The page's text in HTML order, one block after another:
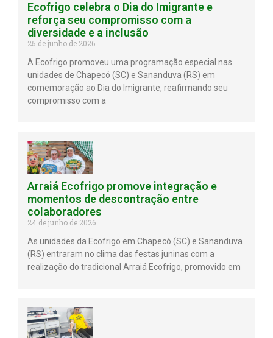
Ecofrigo celebra o Dia do Imigrante e
reforça seu compromisso com a
diversidade e a inclusão
25 de junho de 2026
A Ecofrigo promoveu uma programação especial nas
unidades de Chapecó (SC) e Sananduva (RS) em
comemoração ao Dia do Imigrante, reafirmando seu
compromisso com a
Arraiá Ecofrigo promove integração e
momentos de descontração entre
colaboradores
24 de junho de 2026
As unidades da Ecofrigo em Chapecó (SC) e Sananduva
(RS) entraram no clima das festas juninas com a
realização do tradicional Arraiá Ecofrigo, promovido em